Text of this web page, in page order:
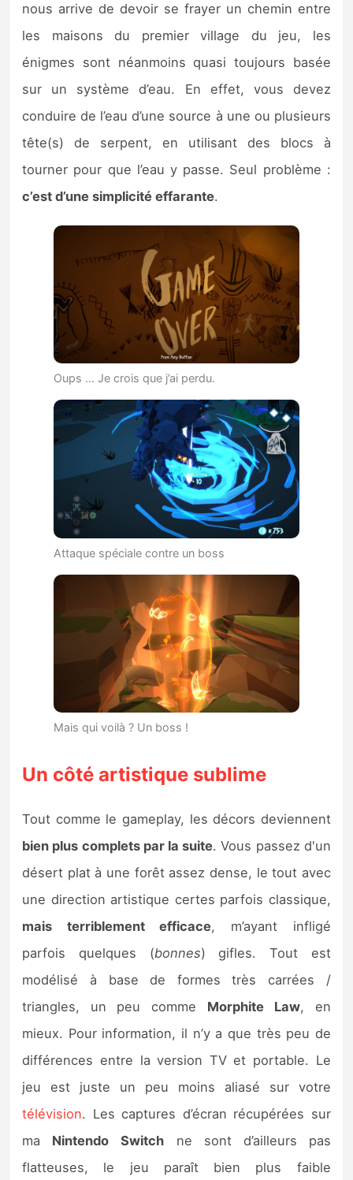
nous arrive de devoir se frayer un chemin entre
les maisons du premier village du jeu, les
énigmes sont néanmoins quasi toujours basée
sur un système d’eau. En effet, vous devez
conduire de l’eau d’une source à une ou plusieurs
tête(s) de serpent, en utilisant des blocs à
tourner pour que l’eau y passe. Seul problème :
c’est d’une simplicité effarante.
Oups … Je crois que j’ai perdu.
Attaque spéciale contre un boss
Mais qui voilà ? Un boss !
Un côté artistique sublime
Tout comme le gameplay, les décors deviennent
bien plus complets par la suite. Vous passez d'un
désert plat à une forêt assez dense, le tout avec
une direction artistique certes parfois classique,
mais terriblement efficace, m’ayant infligé
parfois quelques (bonnes) gifles. Tout est
modélisé à base de formes très carrées /
triangles, un peu comme Morphite Law, en
mieux. Pour information, il n’y a que très peu de
différences entre la version TV et portable. Le
jeu est juste un peu moins aliasé sur votre
télévision. Les captures d’écran récupérées sur
ma Nintendo Switch ne sont d’ailleurs pas
flatteuses, le jeu paraît bien plus faible